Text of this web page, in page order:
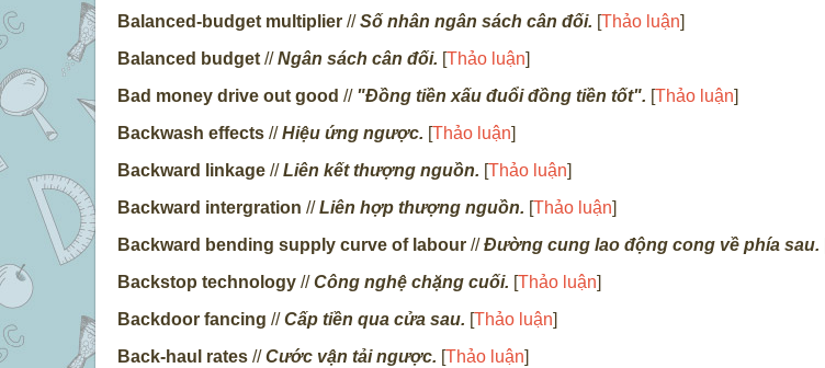
Balanced-budget multiplier //Số nhân ngân sách cân đối. [Thảo luận]
Balanced budget //Ngân sách cân đối. [Thảo luận]
Bad money drive out good // "Đồng tiền xấu đuổi đồng tiền tốt". [Thảo luận]
Backwash effects //Hiệu ứng ngược. [Thảo luận]
Backward linkage //Liên kết thượng nguồn. [Thảo luận]
Backward intergration //Liên hợp thượng nguồn. [Thảo luận]
Backward bending supply curve of labour //Đường cung lao động cong về phía sau.
Backstop technology //Công nghệ chặng cuối. [Thảo luận]
Backdoor fancing //Cấp tiền qua cửa sau. [Thảo luận]
Back-haul rates //Cước vận tải ngược. [Thảo luận]